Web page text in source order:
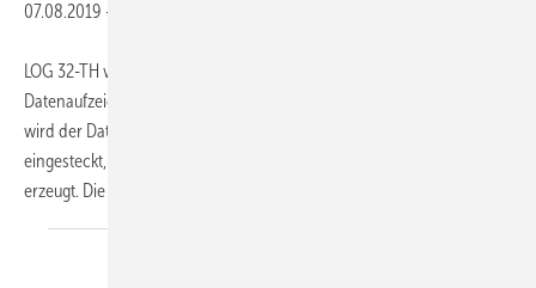
07.08.2019 -
LOG 32-TH von Dostmann ist ein besonders kompaktes Messgerät zur
Datenaufzeichnung von Temperatur und Feuchte. Für die Auswertung
wird der Datenlogger in die USB-Schnittstelle des Computers
eingesteckt, wo er automatisch eine PDF-Datei der letzten Messserie
erzeugt. Die Aktivierung des